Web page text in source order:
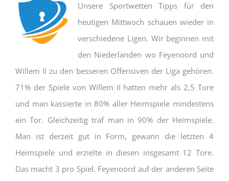
Unsere Sportwetten Tipps für den
heutigen Mittwoch schauen wieder in
verschiedene Ligen. Wir beginnen mit
den Niederlanden wo Feyenoord und
Willem II zu den besseren Offensiven der Liga gehören.
71% der Spiele von Willem II hatten mehr als 2,5 Tore
und man kassierte in 80% aller Heimspiele mindestens
ein Tor. Gleichzeitig traf man in 90% der Heimspiele.
Man ist derzeit gut in Form, gewann die letzten 4
Heimspiele und erzielte in diesen insgesamt 12 Tore.
Das macht 3 pro Spiel. Feyenoord auf der anderen Seite